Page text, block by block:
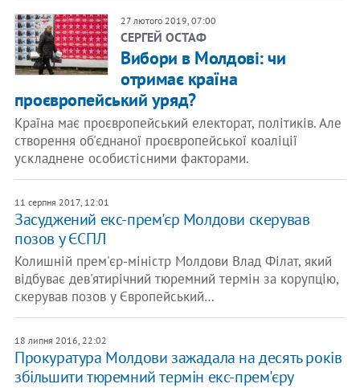
27 лютого 2019, 07:00
​СЕРГЕЙ ОСТАФ
Вибори в Молдові: чи
отримає країна
проєвропейський уряд?
Країна має проєвропейський електорат, політиків. Але
створення об'єднаної проєвропейської коаліції
ускладнене особистісними факторами.
11 серпня 2017, 12:01
Засуджений екс-прем'єр Молдови скерував
позов у ЄСПЛ
Колишній прем'єр-міністр Молдови Влад Філат, який
відбуває дев'ятирічний тюремний термін за корупцію,
скерував позов у Європейський…
18 липня 2016, 22:02
Прокуратура Молдови зажадала на десять років
збільшити тюремний термін екс-прем'єру